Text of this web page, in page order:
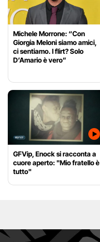
Michele Morrone: “Con
Giorgia Meloni siamo amici,
ci sentiamo. I flirt? Solo
D’Amario è vero”
GFVip, Enock si racconta a
cuore aperto: "Mio fratello è
tutto"